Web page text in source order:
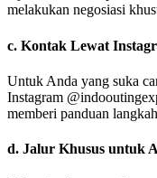
melakukan negosiasi
c. Kontak Lewat
Untuk Anda yang suka
Instagram
memberi panduan
d. Jalur Khusus untuk